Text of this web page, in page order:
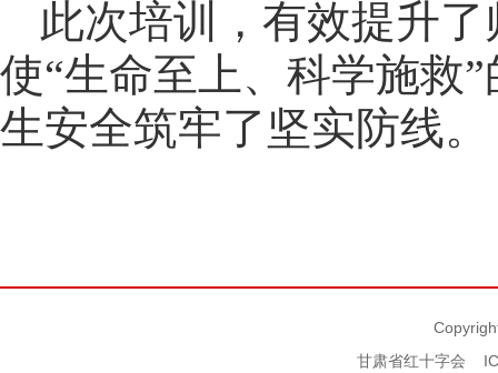
此次培训，有效提升
使“生命至上、科学施救
生安全筑牢了坚实防线。
甘肃省红十字会